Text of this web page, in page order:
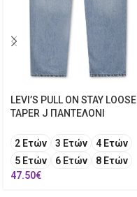
LEVI’S PULL ON STAY LOOSE
TAPER J ΠΑΝΤΕΛΟΝΙ
2 Ετών 3 Ετών
4 Ετών
5 Ετών
6 Ετών
8 Ετών
47.50€